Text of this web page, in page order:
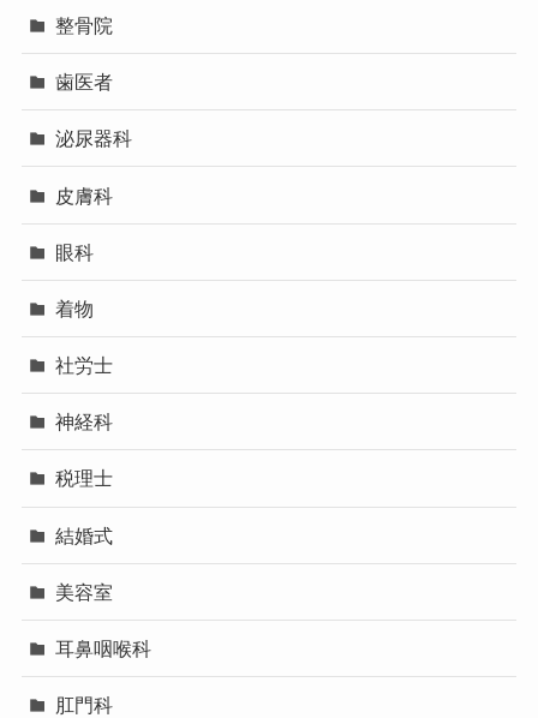
整骨院
歯医者
泌尿器科
皮膚科
眼科
着物
社労士
神経科
税理士
結婚式
美容室
耳鼻咽喉科
肛門科